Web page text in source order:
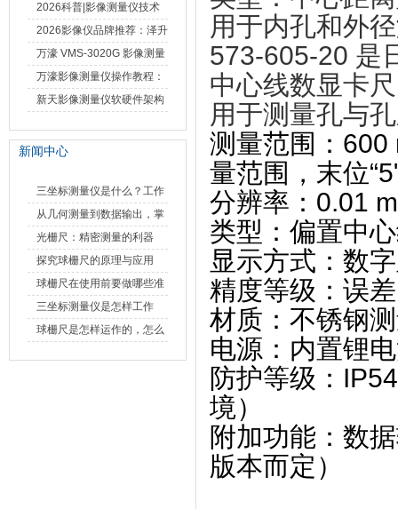
仪万濠数据处理器数显表故
障维修方法
2026科普|影像测量仪技术
原理、分类及选型应用
2026影像仪品牌推荐：泽升
影像测量仪选型指南
万濠 VMS-3020G 影像测量
仪技术规格与应用解析
万濠影像测量仪操作教程：
从开机到出报告，新手也能
新天影像测量仪软硬件架构
新闻中心
三坐标测量仪是什么？工作
原理、分类与核心功能一次
讲清
从几何测量到数据输出，掌
握万濠影像测量仪的六大核
心能力
光栅尺：精密测量的利器
探究球栅尺的原理与应用
球栅尺在使用前要做哪些准
备工作？
三坐标测量仪是怎样工作
的，功能有什么优势？
球栅尺是怎样运作的，怎么
用于内孔和外
573-605-20 是
中心线数显卡尺
用于测量孔与
测量范围 ：
量范围，末位
分辨率 ：0.01
类型 ：偏置中
显示方式 ：数
精度等级 ：误
材质 ：不锈钢
电源 ：内置锂
防护等级 ：
境）
附加功能 ：数
版本而定）